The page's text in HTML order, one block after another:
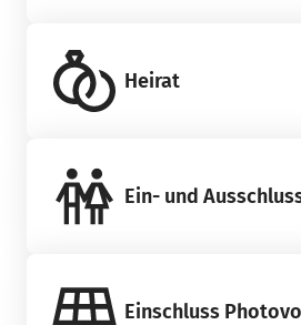
Heirat
Ein- und
Einschluss